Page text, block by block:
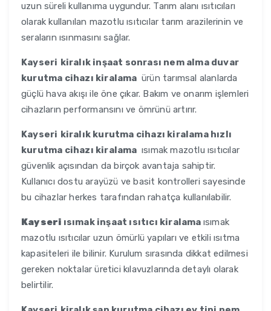
uzun süreli kullanıma uygundur. Tarım alanı ısıtıcıları
olarak kullanılan mazotlu ısıtıcılar tarım arazilerinin ve
seraların ısınmasını sağlar.
Kayseri kiralık inşaat sonrası nem alma duvar
kurutma cihazı kiralama ürün tarımsal alanlarda
güçlü hava akışı ile öne çıkar. Bakım ve onarım işlemleri
cihazların performansını ve ömrünü artırır.
Kayseri kiralık kurutma cihazı kiralama hızlı
kurutma cihazı kiralama ısımak mazotlu ısıtıcılar
güvenlik açısından da birçok avantaja sahiptir.
Kullanıcı dostu arayüzü ve basit kontrolleri sayesinde
bu cihazlar herkes tarafından rahatça kullanılabilir.
Kayseri ısımak inşaat ısıtıcı kiralama ısımak
mazotlu ısıtıcılar uzun ömürlü yapıları ve etkili ısıtma
kapasiteleri ile bilinir. Kurulum sırasında dikkat edilmesi
gereken noktalar üretici kılavuzlarında detaylı olarak
belirtilir.